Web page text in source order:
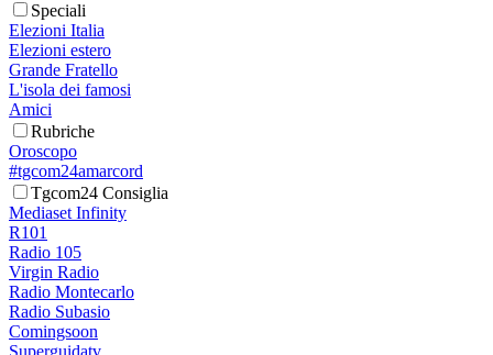
Speciali
Elezioni Italia
Elezioni estero
Grande Fratello
L'isola dei famosi
Amici
Rubriche
Oroscopo
#tgcom24amarcord
Tgcom24 Consiglia
Mediaset Infinity
R101
Radio 105
Virgin Radio
Radio Montecarlo
Radio Subasio
Comingsoon